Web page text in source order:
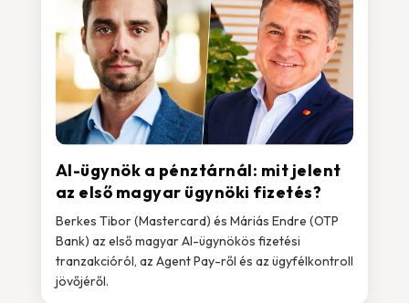
AI-ügynök a pénztárnál: mit jelent
az első magyar ügynöki fizetés?
Berkes Tibor (Mastercard) és Máriás Endre (OTP
Bank) az első magyar AI-ügynökös fizetési
tranzakcióról, az Agent Pay-ről és az ügyfélkontroll
jövőjéről.